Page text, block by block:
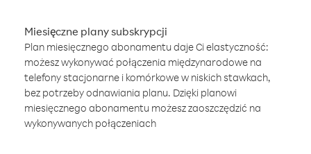
Miesięczne plany subskrypcji
Plan miesięcznego abonamentu daje Ci elastyczność:
możesz wykonywać połączenia międzynarodowe na
telefony stacjonarne i komórkowe w niskich stawkach,
bez potrzeby odnawiania planu. Dzięki planowi
miesięcznego abonamentu możesz zaoszczędzić na
wykonywanych połączeniach